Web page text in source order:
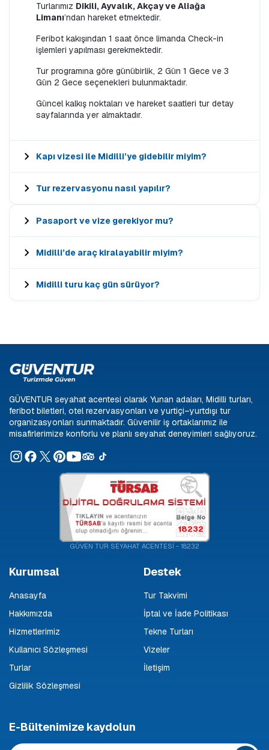
Turlarımız Dikili, Ayvalık, Akçay ve Aliağa
Limanı’ndan hareket etmektedir.
Feribot kakışından 1 saat önce limanda Check-in
işlemleri yapılması gerekmektedir.
Tur programına göre günübirlik, 2 Gün 1 Gece ve 3
Gün 2 Gece seçenekleri bulunmaktadır.
Güncel kalkış noktaları ve hareket saatleri tur detay
sayfalarında yer almaktadır.
Kapı vizesi ile Midilli’ye gidebilir miyim?
Tur rezervasyonu nasıl yapılır?
Pasaport ve vize gerekiyor mu?
Midilli’de araç kiralayabilir miyim?
Midilli turu kaç gün sürüyor?
GÜVENTUR seyahat acentesi olarak Yunan adaları, Midilli turları,
feribot biletleri, otel rezervasyonları ve yurtiçi–yurtdışı tur
organizasyonları sunmaktadır. Güvenilir iş ortaklarımız ile
misafirlerimize konforlu ve planlı seyahat deneyimleri sağlıyoruz.
18232
GÜVEN TUR SEYAHAT ACENTESİ - 18232
Kurumsal
Anasayfa
Hakkımızda
Hizmetlerimiz
Kullanıcı Sözleşmesi
Turlar
Gizlilik Sözleşmesi
Destek
Tur Takvimi
İptal ve İade Politikası
Tekne Turları
Vizeler
İletişim
E-Bültenimize kaydolun